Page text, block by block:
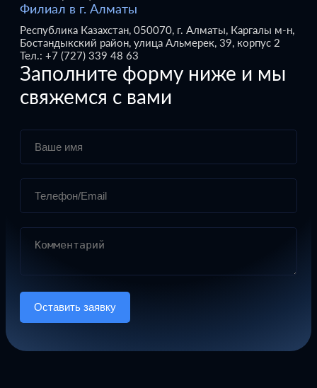
Филиал в г. Алматы
Республика Казахстан, 050070, г. Алматы, Каргалы м-н,
Бостандыкский район, улица Альмерек, 39, корпус 2
Тел.: +7 (727) 339 48 63
Заполните форму ниже и мы
свяжемся с вами
Оставить заявку